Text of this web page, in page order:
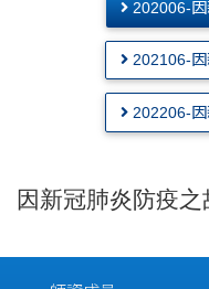
202006-
202106-
202206-
因新冠肺炎防疫